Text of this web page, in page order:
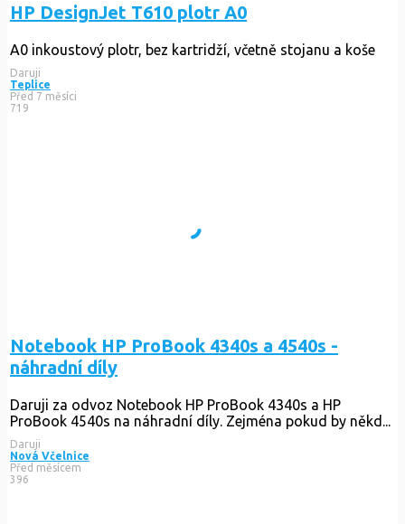
HP DesignJet T610 plotr A0
A0 inkoustový plotr, bez kartridží, včetně stojanu a koše
Daruji
Teplice
Před 7 měsíci
719
Notebook HP ProBook 4340s a 4540s -
náhradní díly
Daruji za odvoz Notebook HP ProBook 4340s a HP
ProBook 4540s na náhradní díly. Zejména pokud by někd...
Daruji
Nová Včelnice
Před měsícem
396